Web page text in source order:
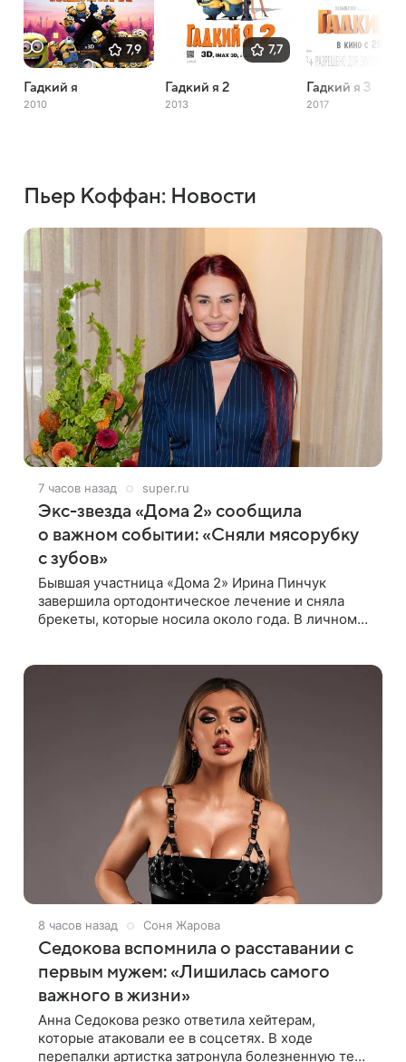
7,9
Гадкий я
2010
7,7
Гадкий я 2
2013
Гадкий я 3
2017
Пьер Коффан: Новости
7 часов назад super.ru
Экс-звезда «Дома 2» сообщила
о важном событии: «Сняли мясорубку
с зубов»
Бывшая участница «Дома 2» Ирина Пинчук
завершила ортодонтическое лечение и сняла
брекеты, которые носила около года. В личном
8 часов назад Соня Жарова
Седокова вспомнила о расставании с
первым мужем: «Лишилась самого
важного в жизни»
Анна Седокова резко ответила хейтерам,
которые атаковали ее в соцсетях. В ходе
перепалки артистка затронула болезненную тему